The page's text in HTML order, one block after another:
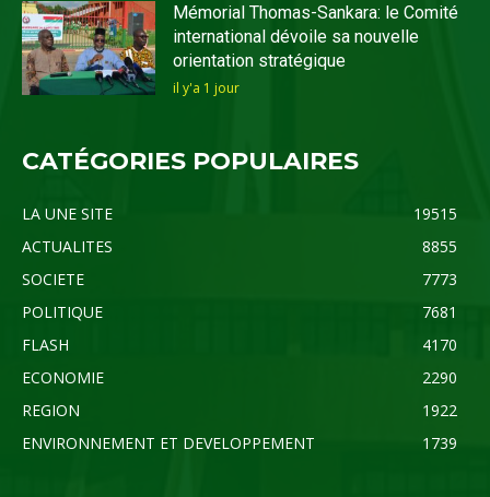
Mémorial Thomas-Sankara: le Comité
international dévoile sa nouvelle
orientation stratégique
il y'a 1 jour
CATÉGORIES POPULAIRES
LA UNE SITE
19515
ACTUALITES
8855
SOCIETE
7773
POLITIQUE
7681
FLASH
4170
ECONOMIE
2290
REGION
1922
ENVIRONNEMENT ET DEVELOPPEMENT
1739